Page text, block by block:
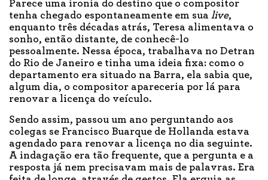
Parece uma ironia do destino que o compositor
tenha chegado espontaneamente em sua live,
enquanto três décadas atrás, Teresa alimentava o
sonho, então distante, de conhecê-lo
pessoalmente. Nessa época, trabalhava no Detran
do Rio de Janeiro e tinha uma ideia fixa: como o
departamento era situado na Barra, ela sabia que,
algum dia, o compositor apareceria por lá para
renovar a licença do veículo.
Sendo assim, passou um ano perguntando aos
colegas se Francisco Buarque de Hollanda estava
agendado para renovar a licença no dia seguinte.
A indagação era tão frequente, que a pergunta e a
resposta já nem precisavam mais de palavras. Era